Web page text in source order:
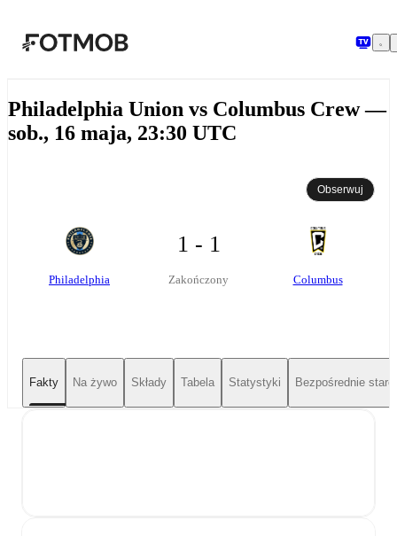
Philadelphia Union vs Columbus Crew —
sob., 16 maja, 23:30 UTC
Obserwuj
Philadelphia
1 - 1
Zakończony Columbus
Fakty Na żywo Składy Tabela Statystyki Bezpośrednie